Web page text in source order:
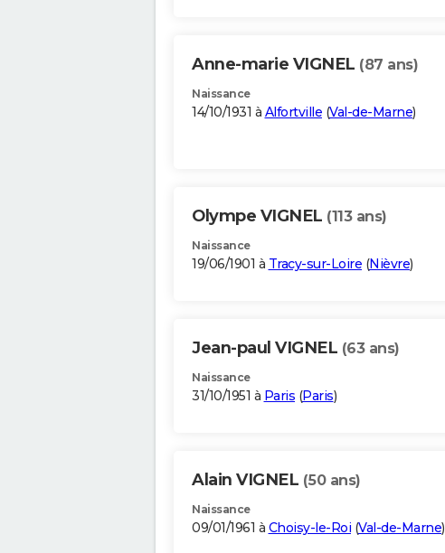
Anne-marie VIGNEL (87 ans)
Naissance
14/10/1931 à Alfortville (Val-de-Marne)
Olympe VIGNEL (113 ans)
Naissance
19/06/1901 à Tracy-sur-Loire (Nièvre)
Jean-paul VIGNEL (63 ans)
Naissance
31/10/1951 à Paris (Paris)
Alain VIGNEL (50 ans)
Naissance
09/01/1961 à Choisy-le-Roi (Val-de-Marne)